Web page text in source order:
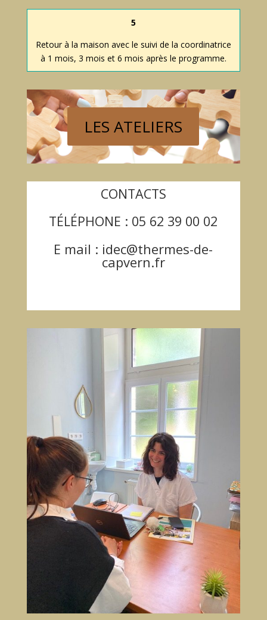
5
Retour à la maison avec le suivi de la coordinatrice
à 1 mois, 3 mois et 6 mois après le programme.
LES ATELIERS
CONTACTS
TÉLÉPHONE : 05 62 39 00 02
E mail : idec@thermes-de-
capvern.fr